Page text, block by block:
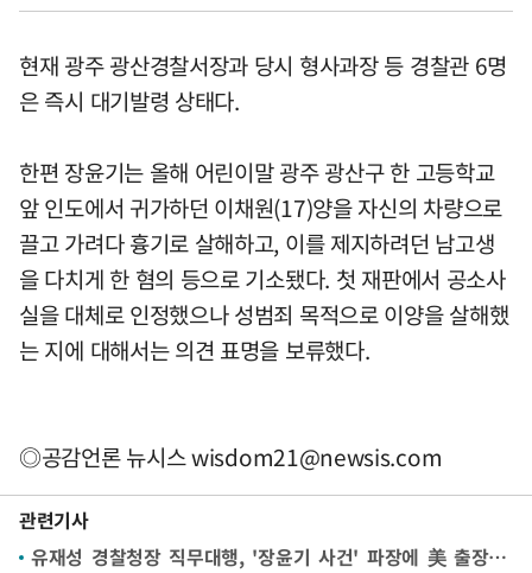
현재 광주 광산경찰서장과 당시 형사과장 등 경찰관 6명
은 즉시 대기발령 상태다.
한편 장윤기는 올해 어린이말 광주 광산구 한 고등학교
앞 인도에서 귀가하던 이채원(17)양을 자신의 차량으로
끌고 가려다 흉기로 살해하고, 이를 제지하려던 남고생
을 다치게 한 혐의 등으로 기소됐다. 첫 재판에서 공소사
실을 대체로 인정했으나 성범죄 목적으로 이양을 살해했
는 지에 대해서는 의견 표명을 보류했다.
◎공감언론 뉴시스wisdom21@newsis.com
관련기사
유재성 경찰청장 직무대행, '장윤기 사건' 파장에 美 출장 조기 귀국